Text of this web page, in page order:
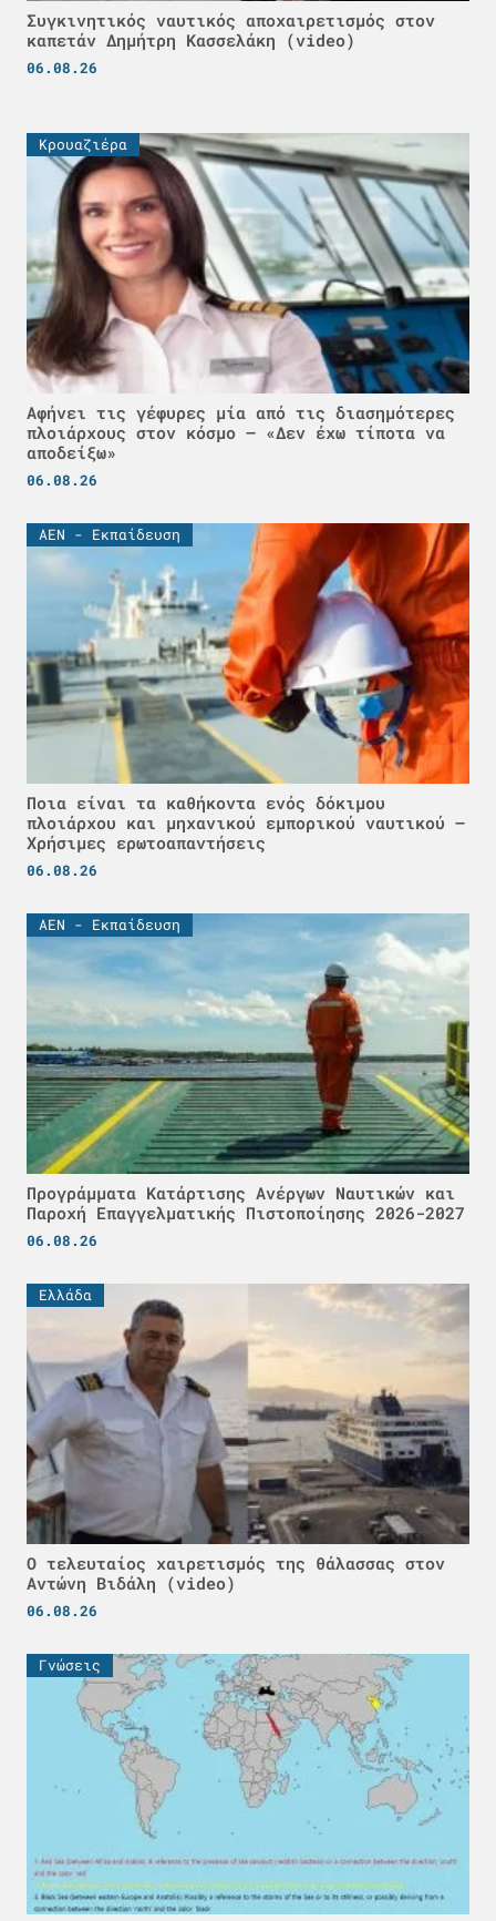
Συγκινητικός ναυτικός αποχαιρετισμός στον
καπετάν Δημήτρη Κασσελάκη (video)
06.08.26
Κρουαζιέρα
Αφήνει τις γέφυρες μία από τις διασημότερες
πλοιάρχους στον κόσμο – «Δεν έχω τίποτα να
αποδείξω»
06.08.26
ΑΕΝ - Εκπαίδευση
Ποια είναι τα καθήκοντα ενός δόκιμου
πλοιάρχου και μηχανικού εμπορικού ναυτικού –
Χρήσιμες ερωτοαπαντήσεις
06.08.26
ΑΕΝ - Εκπαίδευση
Προγράμματα Κατάρτισης Ανέργων Ναυτικών και
Παροχή Επαγγελματικής Πιστοποίησης 2026-2027
06.08.26
Ελλάδα
Ο τελευταίος χαιρετισμός της θάλασσας στον
Αντώνη Βιδάλη (video)
06.08.26
Γνώσεις